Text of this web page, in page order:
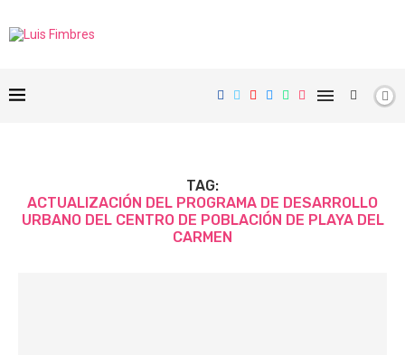
TAG:
ACTUALIZACIÓN DEL PROGRAMA DE DESARROLLO
URBANO DEL CENTRO DE POBLACIÓN DE PLAYA DEL
CARMEN